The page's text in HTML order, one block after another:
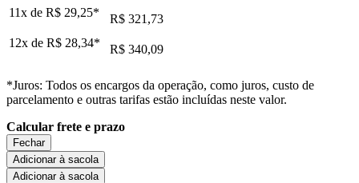
11x de R$ 29,25*
R$ 321,73
12x de R$ 28,34* R$ 340,09
*Juros: Todos os encargos da operação, como juros, custo de
parcelamento e outras tarifas estão incluídas neste valor.
Calcular frete e prazo
Fechar
Adicionar à sacola
Adicionar à sacola